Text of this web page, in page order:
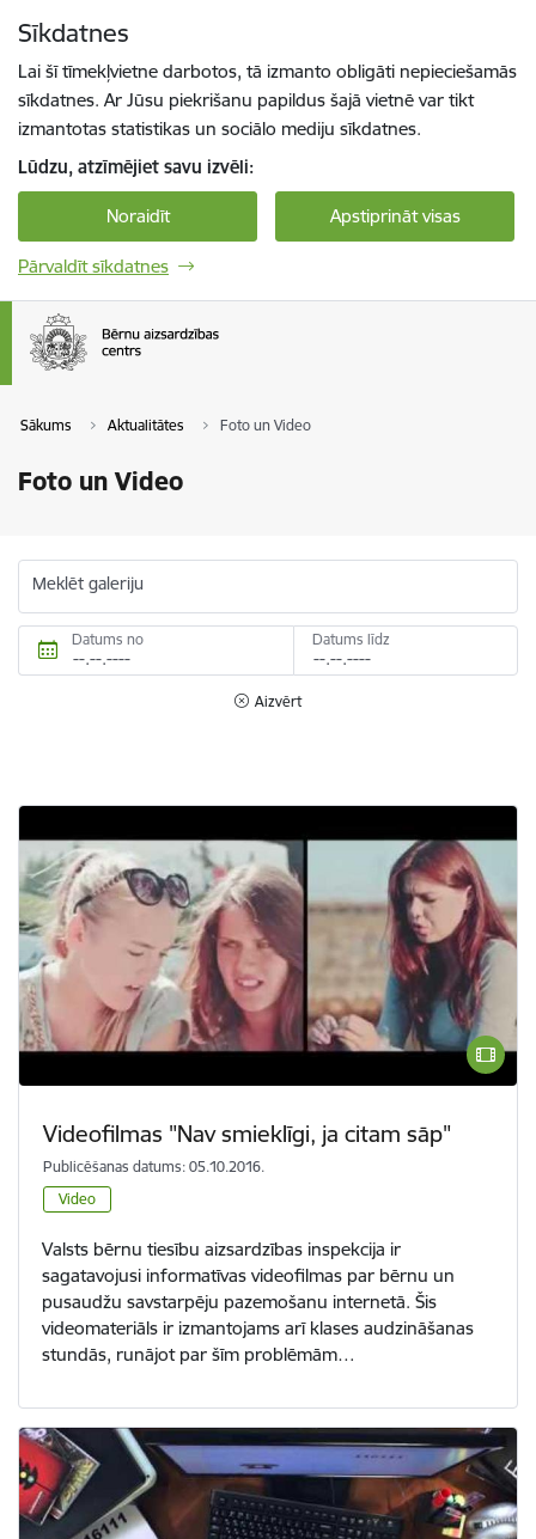
Sīkdatnes
Lai šī tīmekļvietne darbotos, tā izmanto obligāti nepieciešamās
sīkdatnes. Ar Jūsu piekrišanu papildus šajā vietnē var tikt
izmantotas statistikas un sociālo mediju sīkdatnes.
Lūdzu, atzīmējiet savu izvēli:
Noraidīt Apstiprināt visas
Pārvaldīt sīkdatnes
Sākums Aktualitātes Foto un Video
Foto un Video
Meklēt galeriju
Datums no Datums līdz
Aizvērt
Videofilmas "Nav smieklīgi, ja citam sāp"
Publicēšanas datums: 05.10.2016.
Video
Valsts bērnu tiesību aizsardzības inspekcija ir
sagatavojusi informatīvas videofilmas par bērnu un
pusaudžu savstarpēju pazemošanu internetā. Šis
videomateriāls ir izmantojams arī klases audzināšanas
stundās, runājot par šīm problēmām…